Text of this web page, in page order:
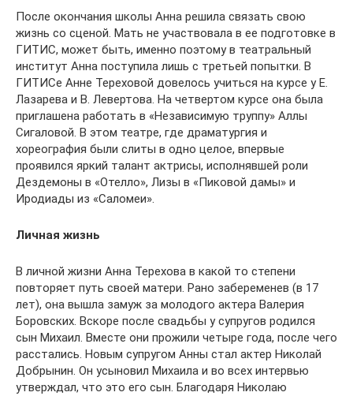
После окончания школы Анна решила связать свою
жизнь со сценой. Мать не участвовала в ее подготовке в
ГИТИС, может быть, именно поэтому в театральный
институт Анна поступила лишь с третьей попытки. В
ГИТИСе Анне Тереховой довелось учиться на курсе у Е.
Лазарева и В. Левертова. На четвертом курсе она была
приглашена работать в «Независимую труппу» Аллы
Сигаловой. В этом театре, где драматургия и
хореография были слиты в одно целое, впервые
проявился яркий талант актрисы, исполнявшей роли
Дездемоны в «Отелло», Лизы в «Пиковой дамы» и
Иродиады из «Саломеи».
Личная жизнь
В личной жизни Анна Терехова в какой то степени
повторяет путь своей матери. Рано забеременев (в 17
лет), она вышла замуж за молодого актера Валерия
Боровских. Вскоре после свадьбы у супругов родился
сын Михаил. Вместе они прожили четыре года, после чего
расстались. Новым супругом Анны стал актер Николай
Добрынин. Он усыновил Михаила и во всех интервью
утверждал, что это его сын. Благодаря Николаю